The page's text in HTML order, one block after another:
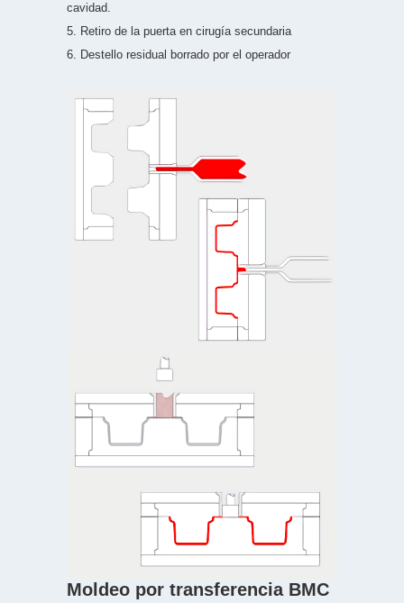
cavidad.
5. Retiro de la puerta en cirugía secundaria
6. Destello residual borrado por el operador
Moldeo por transferencia BMC